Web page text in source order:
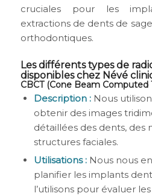
cruciales pour les
extractions de dents de
orthodontiques.
Les différents types de
disponibles chez Névé
CBCT (Cone Beam Computed
Description :Nous
obtenir des images
détaillées des dents, des
structures faciales.
Utilisations :Nous nous
planifier les implants
l’utilisons pour évaluer